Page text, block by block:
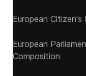
European Citizen's
European
Composition